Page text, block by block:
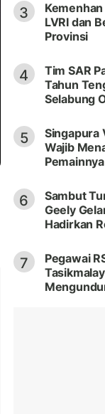
3
LVRI dan
Provinsi
4
Tim SAR
Tahun
Selabung
5
Singapura
Wajib
6
Sambut
Geely
Hadirkan
7
Pegawai